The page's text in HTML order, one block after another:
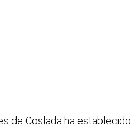
de Coslada ha establecido